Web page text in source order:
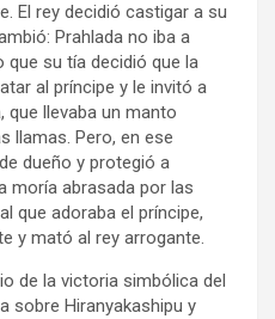
El rey decidió castigar a su
Prahlada no iba a
que su tía decidió que la
al príncipe y le invitó a
que llevaba un manto
llamas. Pero, en ese
dueño y protegió a
moría abrasada por las
que adoraba el príncipe,
y mató al rey arrogante.
de la victoria simbólica del
sobre Hiranyakashipu y